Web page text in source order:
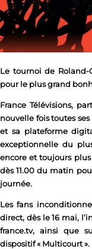
Le tournoi de Roland-
pour le plus grand
France Télévisions,
nouvelle fois toutes
et sa plateforme
exceptionnelle du
encore et toujours
dès 11.00 du matin
journée.
Les fans
direct, dès le 16 mai,
france.tv, ainsi que
dispositif « Multicourt ».